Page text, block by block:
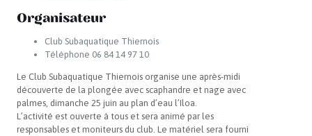
Organisateur
Club Subaquatique Thiernois
Téléphone 06 84 14 97 10
Le Club Subaquatique Thiernois organise une après-midi
découverte de la plongée avec scaphandre et nage avec
palmes, dimanche 25 juin au plan d’eau l’Iloa.
L’activité est ouverte à tous et sera animé par les
responsables et moniteurs du club. Le matériel sera fourni